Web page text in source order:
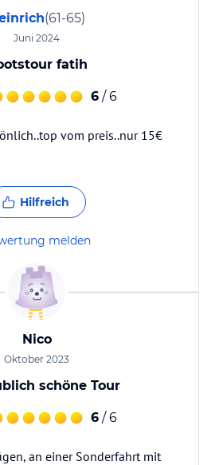
(61-65)
Juni 2024
fatih
6 / 6
vom preis..nur 15€
Hilfreich
melden
Nico
Oktober 2023
schöne Tour
6 / 6
an einer Sonderfahrt mit